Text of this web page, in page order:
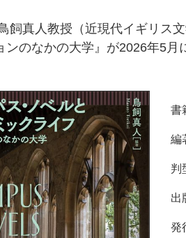
真人教授（近現代イギリス
のなかの大学』が2026年5月
書
編